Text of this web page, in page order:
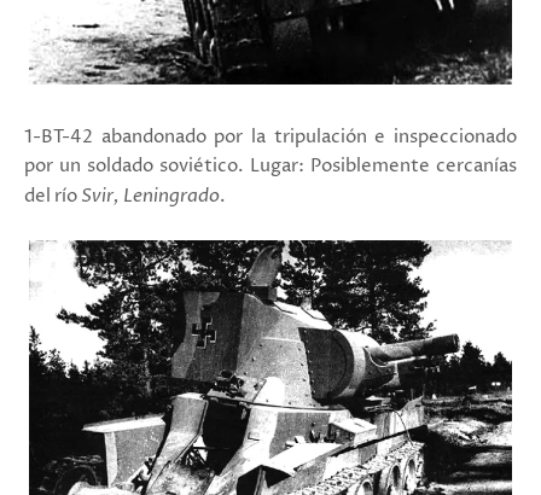
1-BT-42 abandonado por la tripulación e inspeccionado
por un soldado soviético. Lugar: Posiblemente cercanías
del río Svir, Leningrado.